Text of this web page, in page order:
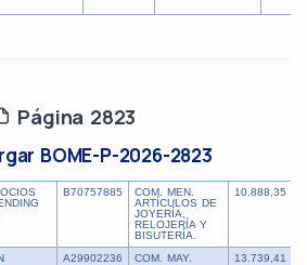
Página 2823
BOME-P-2026-2823
B70757885
COM. MEN.
ARTÍCULOS DE
JOYERÍA,
RELOJERÍA Y
BISUTERÍA.
10.888,35
A29902236
COM. MAY.
13.739,41